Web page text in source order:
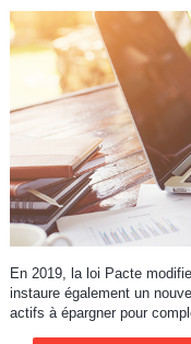
En 2019, la loi Pacte
instaure également un
actifs à épargner pour